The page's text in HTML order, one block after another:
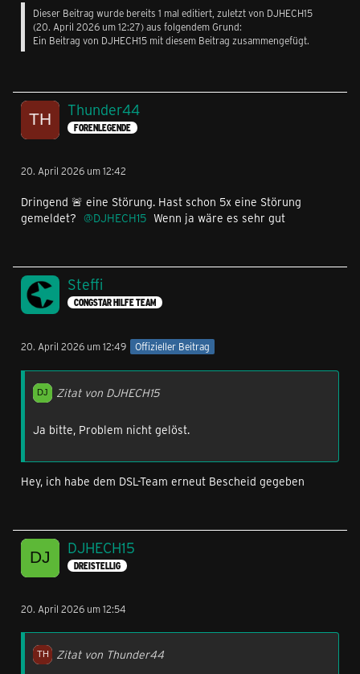
Dieser Beitrag wurde bereits 1 mal editiert, zuletzt von DJHECH15
(20. April 2026 um 12:27) aus folgendem Grund:
Ein Beitrag von DJHECH15 mit diesem Beitrag zusammengefügt.
Thunder44
FORENLEGENDE
20. April 2026 um 12:42
Dringend 🚨 eine Störung. Hast schon 5x eine Störung
gemeldet?
DJHECH15 Wenn ja wäre es sehr gut
Steffi
CONGSTAR HILFE TEAM
20. April 2026 um 12:49 Offizieller Beitrag
Zitat von DJHECH15
Ja bitte, Problem nicht gelöst.
Hey, ich habe dem DSL-Team erneut Bescheid gegeben
DJHECH15
DREISTELLIG
20. April 2026 um 12:54
Zitat von Thunder44